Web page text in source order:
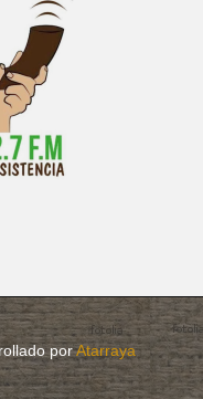
porAtarraya